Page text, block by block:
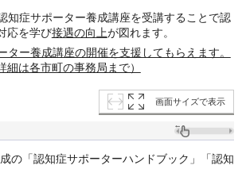
知症サポーター養成講座を受講することで認
応を学び接遇の向上が図れます。
ター養成講座の開催を支援してもらえます。
細は各市町の事務局まで）
画面サイズで表示
の「認知症サポーターハンドブック」「認知